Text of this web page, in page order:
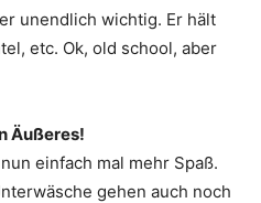
unendlich wichtig. Er hält
etc. Ok, old school, aber
Äußeres!
einfach mal mehr Spaß.
gehen auch noch